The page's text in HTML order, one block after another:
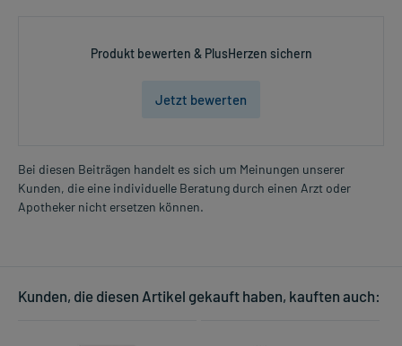
Produkt bewerten & PlusHerzen sichern
Jetzt bewerten
Bei diesen Beiträgen handelt es sich um Meinungen unserer
Kunden, die eine individuelle Beratung durch einen Arzt oder
Apotheker nicht ersetzen können.
Kunden, die diesen Artikel gekauft haben, kauften auch: